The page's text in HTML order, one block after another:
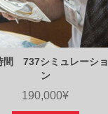
間 737シミュレーショ
ン
190,000¥